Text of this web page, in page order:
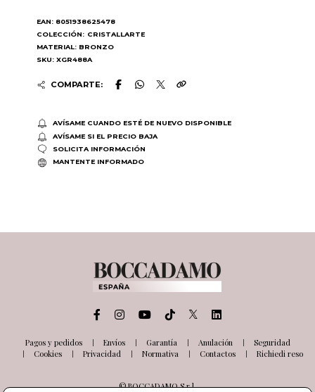
EAN: 8051938625478
COLECCIÓN: CRISTALLARTE
MATERIAL: BRONZO
SKU: XGR488A
COMPARTE:
AVÍSAME CUANDO ESTÉ DE NUEVO DISPONIBLE
AVÍSAME SI EL PRECIO BAJA
SOLICITA INFORMACIÓN
MANTENTE INFORMADO
Pagos y pedidos Envíos Garantía Anulación
Seguridad
Cookies
Privacidad Normativa Contactos Richiedi reso
© BOCCADAMO S.r.l.